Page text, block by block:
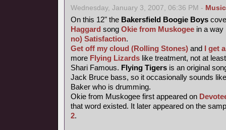
Wednesday, January 3, 2007, 06:36 PM - Music
On this 12" the Bakersfield Boogie Boys
Haggard song Okie from Muskogee in a way
no) Satisfaction.
Get off my cloud (Rolling Stones) and I get
more Flying Lizards like treatment, not at
Shari Famous. Flying Tigers is an original
Jack Bruce bass, so it occasionally sounds
Baker who is drumming.
Okie from Muskogee first appeared on
that word existed. It later appeared on the
2.